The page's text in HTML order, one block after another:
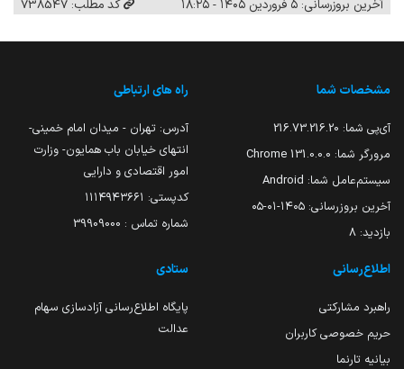
آخرین بروزرسانی: ۵ فروردین ۱۴۰۵ - ۱۸:۲۵
کد مطلب: 738547
مشخصات شما
آی‌پی شما: 216.73.216.20
مرورگر شما: 131.0.0.0 Chrome
سیستم‌عامل شما: Android
آخرین بروزرسانی: ۱۴۰۵-۰۱-۰۵
بازدید: 8
راه های ارتباطی
آدرس: تهران - میدان امام خمینی-
انتهای خیابان باب همایون- وزارت
امور اقتصادی و دارایی
کدپستی: ۱۱۱۴۹۴۳۶۶۱
شماره تماس : 39909000
اطلاع‌رسانی
راهبرد مشارکتی
حریم خصوصی کاربران
بیانیه تارنما
ستادی
پایگاه اطلاع‌رسانی آزادسازی سهام
عدالت